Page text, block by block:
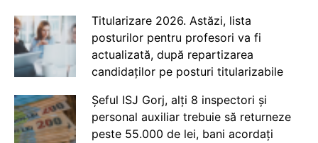
Titularizare 2026. Astăzi, lista
posturilor pentru profesori va fi
actualizată, după repartizarea
candidaților pe posturi titularizabile
Șeful ISJ Gorj, alți 8 inspectori și
personal auxiliar trebuie să returneze
peste 55.000 de lei, bani acordați